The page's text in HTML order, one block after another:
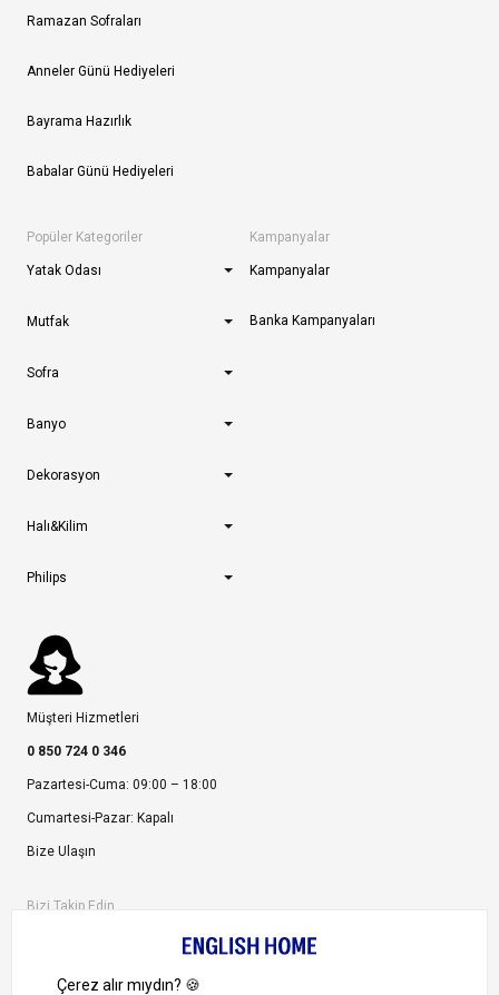
Ramazan Sofraları
Anneler Günü Hediyeleri
Bayrama Hazırlık
Babalar Günü Hediyeleri
Popüler Kategoriler
Yatak Odası
Mutfak
Sofra
Banyo
Dekorasyon
Halı&Kilim
Philips
Kampanyalar
Kampanyalar
Banka Kampanyaları
Müşteri Hizmetleri
0 850 724 0 346
Pazartesi-Cuma: 09:00 – 18:00
Cumartesi-Pazar: Kapalı
Bize Ulaşın
Bizi Takip Edin